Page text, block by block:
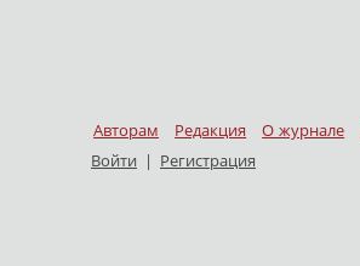
Авторам Редакция О журнале
Войти | Регистрация